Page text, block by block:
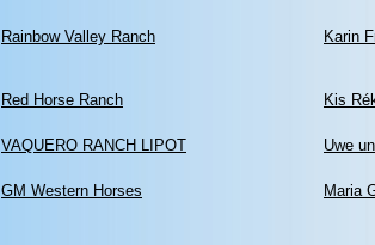
Rainbow Valley Ranch Karin
Red Horse Ranch Kis
VAQUERO RANCH LIPOT Uwe
GM Western Horses Maria